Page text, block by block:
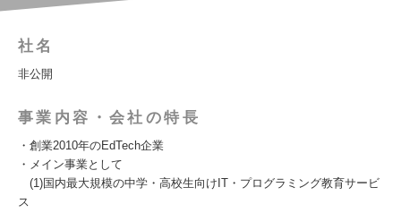
社名
非公開
事業内容・会社の特長
・創業2010年のEdTech企業
・メイン事業として
(1)国内最大規模の中学・高校生向けIT・プログラミング教育サービ
ス